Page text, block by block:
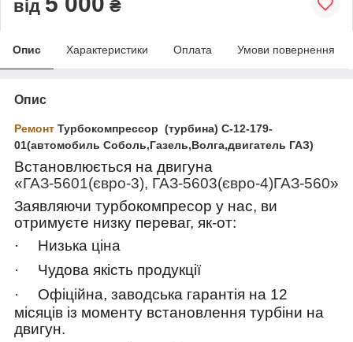
від ₴
Опис Характеристики Оплата Умови повернення
Опис
Ремонт Турбокомпрессор (турбина) С-12-179-
01(автомобиль Соболь,Газель,Волга,двигатель ГАЗ)
Встановлюється на двигуна
«ГАЗ-5601(євро-3), ГАЗ-5603(євро-4)ГАЗ-560»
Заявляючи турбокомпресор у нас, ви
отримуєте низку переваг, як-от:
·
Низька ціна
·
Чудова якість продукції
·
Офіційна, заводська гарантія на 12
місяців із моменту встановлення турбіни на
двигун.